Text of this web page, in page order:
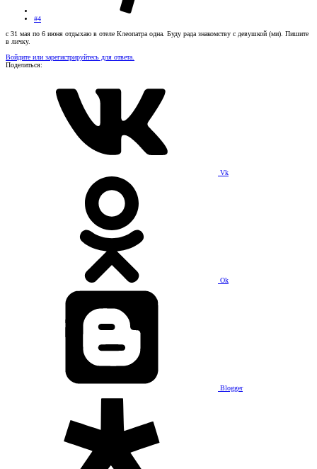
#4
с 31 мая по 6 июня отдыхаю в отеле Клеопатра одна. Буду рада знакомству с девушкой (ми). Пишите
в личку.
Войдите или зарегистрируйтесь для ответа.
Поделиться:
Vk
Ok
Blogger